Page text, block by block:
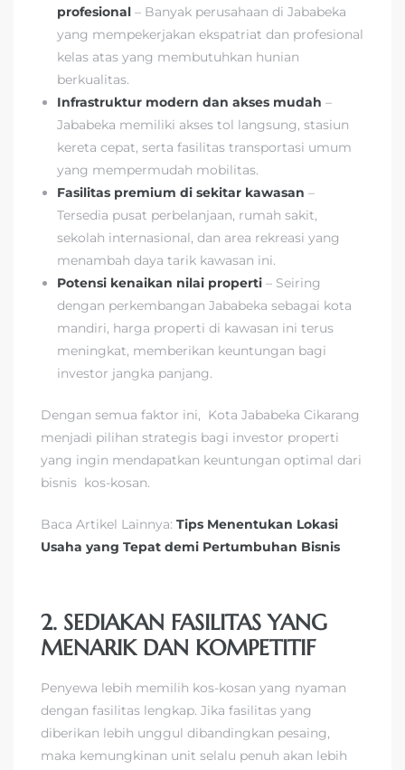
profesional – Banyak perusahaan di Jababeka
yang mempekerjakan ekspatriat dan profesional
kelas atas yang membutuhkan hunian
berkualitas.
Infrastruktur modern dan akses mudah –
Jababeka memiliki akses tol langsung, stasiun
kereta cepat, serta fasilitas transportasi umum
yang mempermudah mobilitas.
Fasilitas premium di sekitar kawasan –
Tersedia pusat perbelanjaan, rumah sakit,
sekolah internasional, dan area rekreasi yang
menambah daya tarik kawasan ini.
Potensi kenaikan nilai properti – Seiring
dengan perkembangan Jababeka sebagai kota
mandiri, harga properti di kawasan ini terus
meningkat, memberikan keuntungan bagi
investor jangka panjang.
Dengan semua faktor ini, Kota Jababeka Cikarang
menjadi pilihan strategis bagi investor properti
yang ingin mendapatkan keuntungan optimal dari
bisnis kos-kosan.
Baca Artikel Lainnya: Tips Menentukan Lokasi
Usaha yang Tepat demi Pertumbuhan Bisnis
2. SEDIAKAN FASILITAS YANG
MENARIK DAN KOMPETITIF
Penyewa lebih memilih kos-kosan yang nyaman
dengan fasilitas lengkap. Jika fasilitas yang
diberikan lebih unggul dibandingkan pesaing,
maka kemungkinan unit selalu penuh akan lebih